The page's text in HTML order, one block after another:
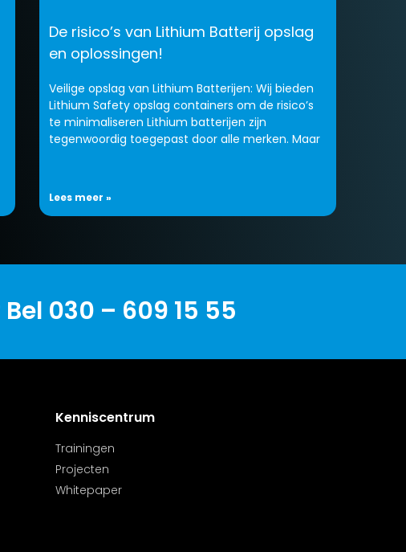
De risico’s van Lithium Batterij opslag
en oplossingen!
Veilige opslag van Lithium Batterijen: Wij bieden
Lithium Safety opslag containers om de risico’s
te minimaliseren Lithium batterijen zijn
tegenwoordig toegepast door alle merken. Maar
Lees meer »
030 – 609 15 55
Kenniscentrum
Trainingen
Projecten
Whitepaper